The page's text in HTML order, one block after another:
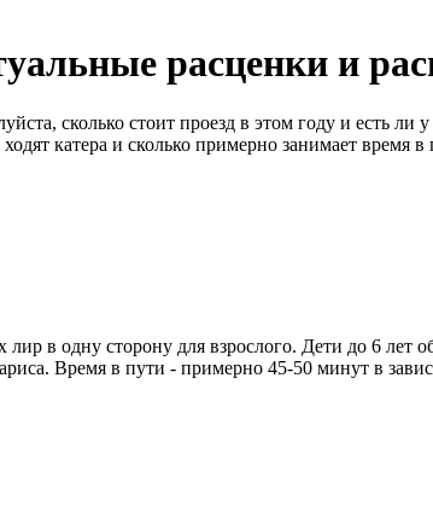
расценки и
сколько стоит проезд в этом году и есть ли у
катера и сколько примерно занимает время в
в одну сторону для взрослого. Дети до 6 лет
Время в пути - примерно 45-50 минут в